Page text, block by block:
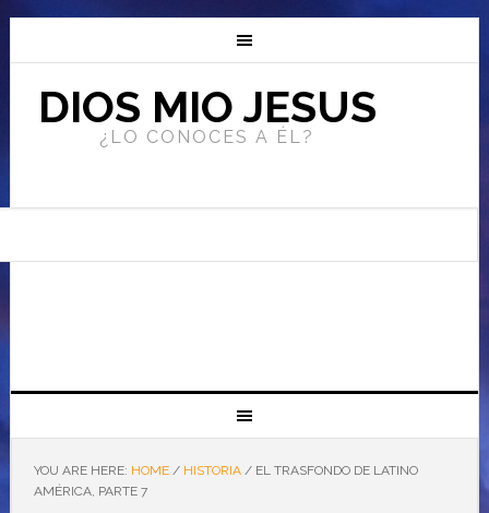
DIOS MIO JESUS
¿LO CONOCES A ÉL?
YOU ARE HERE: HOME / HISTORIA /EL TRASFONDO DE LATINO
AMÉRICA, PARTE 7